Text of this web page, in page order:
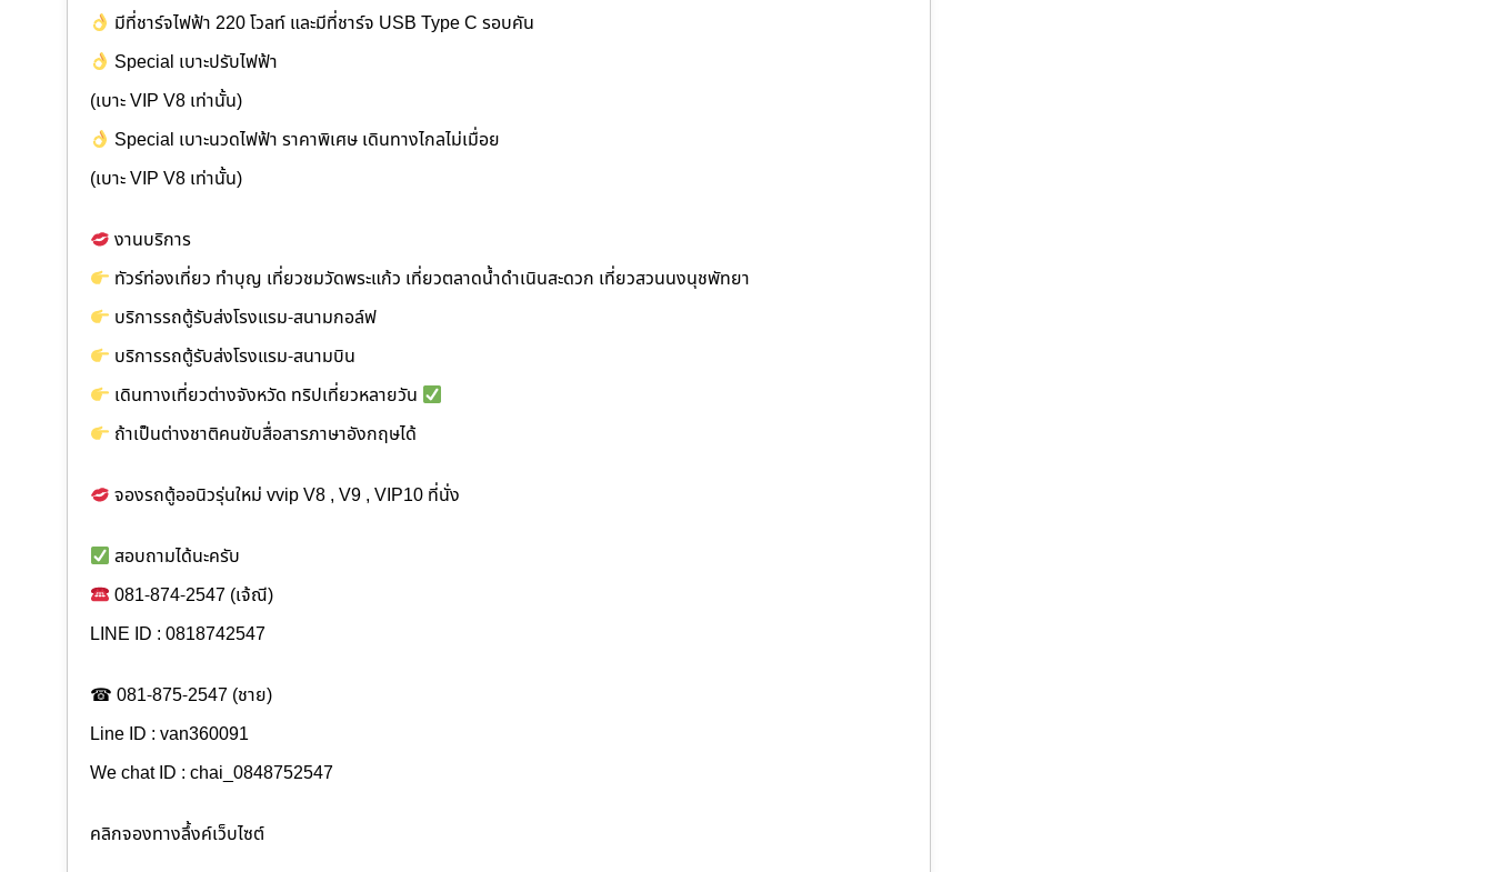
มีที่ชาร์จไฟฟ้า 220 โวลท์ และมีที่ชาร์จ USB Type C รอบคัน
Special เบาะปรับไฟฟ้า
(เบาะ VIP V8 เท่านั้น)
Special เบาะนวดไฟฟ้า ราคาพิเศษ เดินทางไกลไม่เมื่อย
(เบาะ VIP V8 เท่านั้น)
งานบริการ
ทัวร์ท่องเที่ยว ทำบุญ เที่ยวชมวัดพระแก้ว เที่ยวตลาดน้ำดำเนินสะดวก เที่ยวสวนนงนุชพัทยา
บริการรถตู้รับส่งโรงแรม-สนามกอล์ฟ
บริการรถตู้รับส่งโรงแรม-สนามบิน
เดินทางเที่ยวต่างจังหวัด ทริปเที่ยวหลายวัน
ถ้าเป็นต่างชาติคนขับสื่อสารภาษาอังกฤษได้
จองรถตู้ออนิวรุ่นใหม่ vvip V8 , V9 , VIP10 ที่นั่ง
สอบถามได้นะครับ
081-874-2547 (เจ้ณี)
LINE ID : 0818742547
☎ 081-875-2547 (ชาย)
Line ID : van360091
We chat ID : chai_0848752547
คลิกจองทางลึ้งค์เว็บไซต์